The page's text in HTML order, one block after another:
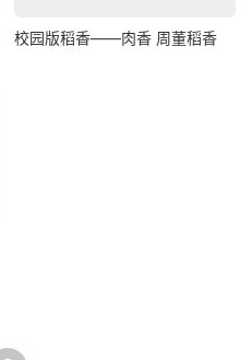
校园版稻香——肉香 周董稻香